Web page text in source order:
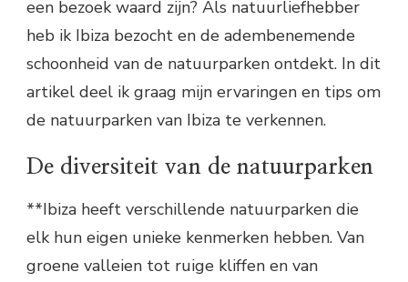
een bezoek waard zijn? Als natuurliefhebber
heb ik Ibiza bezocht en de adembenemende
schoonheid van de natuurparken ontdekt. In dit
artikel deel ik graag mijn ervaringen en tips om
de natuurparken van Ibiza te verkennen.
De diversiteit van de natuurparken
**Ibiza heeft verschillende natuurparken die
elk hun eigen unieke kenmerken hebben. Van
groene valleien tot ruige kliffen en van